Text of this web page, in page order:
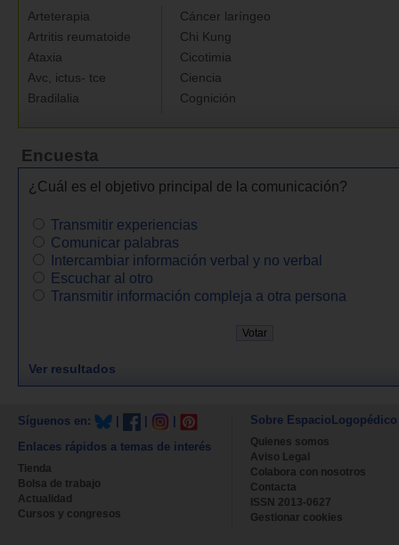
Arteterapia
Artritis reumatoide
Ataxia
Avc, ictus- tce
Bradilalia
Cáncer laríngeo
Chi Kung
Cicotimia
Ciencia
Cognición
Encuesta
¿Cuál es el objetivo principal de la comunicación?
Transmitir experiencias
Comunicar palabras
Intercambiar información verbal y no verbal
Escuchar al otro
Transmitir información compleja a otra persona
Ver resultados
Síguenos en:
Enlaces rápidos a temas de interés
Tienda
Bolsa de trabajo
Actualidad
Cursos y congresos
Sobre EspacioLogopédico
Quienes somos
Aviso Legal
Colabora con nosotros
Contacta
ISSN 2013-0627
Gestionar cookies